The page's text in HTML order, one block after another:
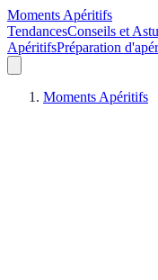
Moments Apéritifs
TendancesConseils et
ApéritifsPréparation
Moments Apéritifs